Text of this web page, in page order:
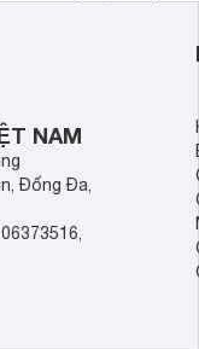
sẽ so sánh 5
Demax, Hubert và
NAM
Đống Đa,